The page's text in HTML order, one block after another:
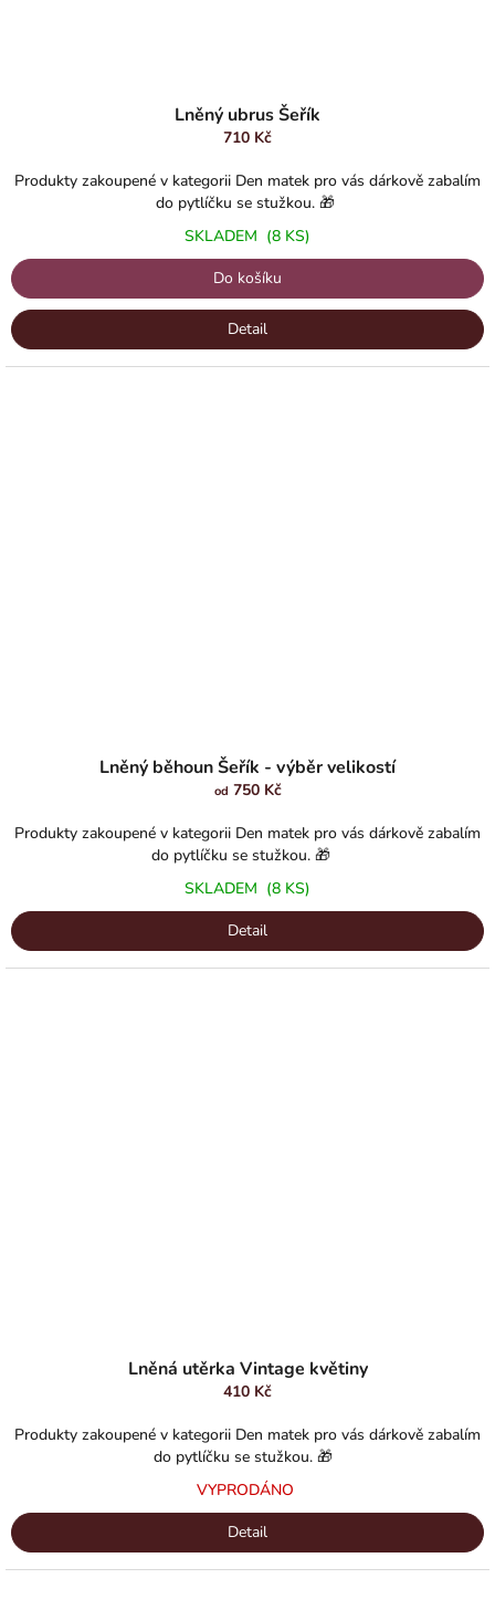
Lněný ubrus Šeřík
710 Kč
Produkty zakoupené v kategorii Den matek pro vás dárkově zabalím
do pytlíčku se stužkou. 🎁
SKLADEM (8 KS)
Do košíku
Detail
Lněný běhoun Šeřík - výběr velikostí
od 750 Kč
Produkty zakoupené v kategorii Den matek pro vás dárkově zabalím
do pytlíčku se stužkou. 🎁
SKLADEM (8 KS)
Detail
Lněná utěrka Vintage květiny
410 Kč
Produkty zakoupené v kategorii Den matek pro vás dárkově zabalím
do pytlíčku se stužkou. 🎁
VYPRODÁNO
Detail